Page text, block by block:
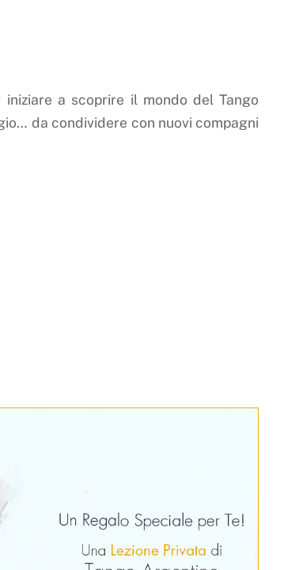
a scoprire il mondo del Tango
da condividere con nuovi compagni